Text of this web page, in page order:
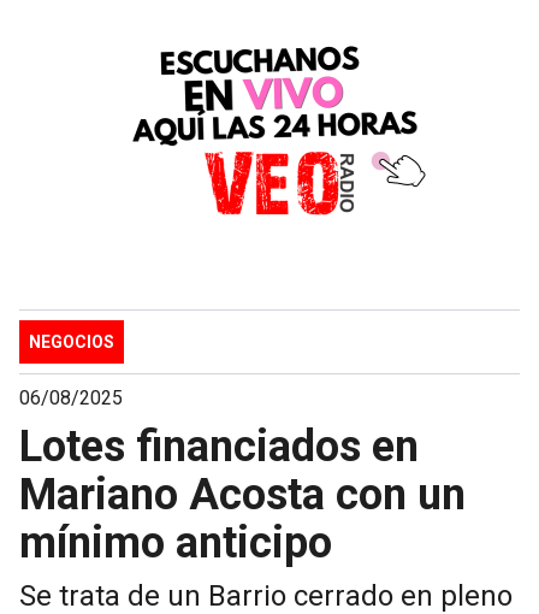
NEGOCIOS
06/08/2025
Lotes financiados en
Mariano Acosta con un
mínimo anticipo
Se trata de un Barrio cerrado en pleno